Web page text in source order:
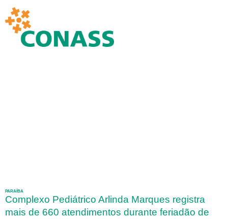
PARAÍBA
Complexo Pediátrico Arlinda Marques registra
mais de 660 atendimentos durante feriadão de